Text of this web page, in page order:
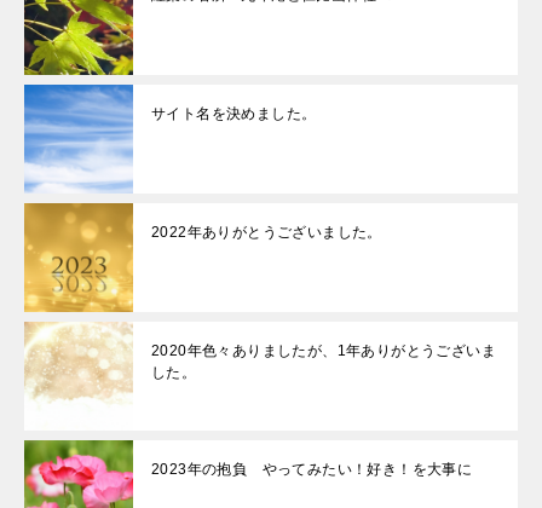
サイト名を決めました。
2022年ありがとうございました。
2020年色々ありましたが、1年ありがとうございま
した。
2023年の抱負 やってみたい！好き！を大事に